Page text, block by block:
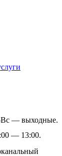
— выходные.
— 13:00.